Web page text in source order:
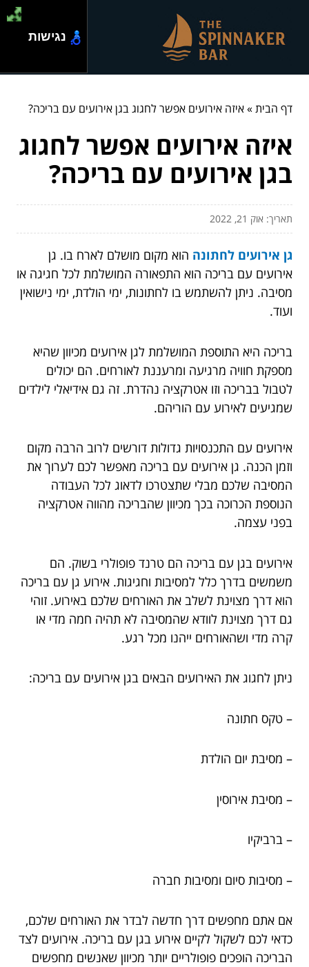
דף הבית»איזה אירועים אפשר לחגוג בגן אירועים עם בריכה?
איזה אירועים אפשר לחגוג
בגן אירועים עם בריכה?
תאריך: אוק 21, 2022
גן אירועים לחתונה הוא מקום מושלם לארח בו. גן
אירועים עם בריכה הוא התפאורה המושלמת לכל חגיגה או
מסיבה. ניתן להשתמש בו לחתונות, ימי הולדת, ימי נישואין
ועוד.
בריכה היא התוספת המושלמת לגן אירועים מכיוון שהיא
מספקת חוויה מרגיעה ומרעננת לאורחים. הם יכולים
לטבול בבריכה וזו אטרקציה נהדרת. זה גם אידיאלי לילדים
שמגיעים לאירוע עם הוריהם.
אירועים עם התכנסויות גדולות דורשים לרוב הרבה מקום
וזמן הכנה. גן אירועים עם בריכה מאפשר לכם לערוך את
המסיבה שלכם מבלי שתצטרכו לדאוג לכל העבודה
הנוספת הכרוכה בכך מכיוון שהבריכה מהווה אטרקציה
בפני עצמה.
אירועים בגן עם בריכה הם טרנד פופולרי בשוק. הם
משמשים בדרך כלל למסיבות וחגיגות. אירוע גן עם בריכה
הוא דרך מצוינת לשלב את האורחים שלכם באירוע. זוהי
גם דרך מצוינת לוודא שהמסיבה לא תהיה חמה מדי או
קרה מדי ושהאורחים ייהנו מכל רגע.
ניתן לחגוג את האירועים הבאים בגן אירועים עם בריכה:
– טקס חתונה
– מסיבת יום הולדת
– מסיבת אירוסין
– ברביקיו
– מסיבות סיום ומסיבות חברה
אם אתם מחפשים דרך חדשה לבדר את האורחים שלכם,
כדאי לכם לשקול לקיים אירוע בגן עם בריכה. אירועים לצד
הבריכה הופכים פופולריים יותר מכיוון שאנשים מחפשים
נגישות